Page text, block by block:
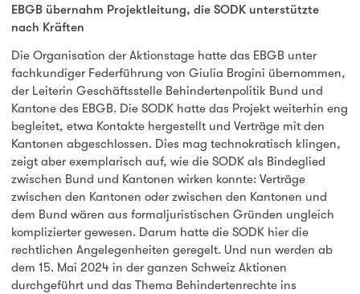
EBGB übernahm Projektleitung, die SODK unterstützte
nach Kräften
Die Organisation der Aktionstage hatte das EBGB unter
fachkundiger Federführung von Giulia Brogini übernommen,
der Leiterin Geschäftsstelle Behindertenpolitik Bund und
Kantone des EBGB. Die SODK hatte das Projekt weiterhin eng
begleitet, etwa Kontakte hergestellt und Verträge mit den
Kantonen abgeschlossen. Dies mag technokratisch klingen,
zeigt aber exemplarisch auf, wie die SODK als Bindeglied
zwischen Bund und Kantonen wirken konnte: Verträge
zwischen den Kantonen oder zwischen den Kantonen und
dem Bund wären aus formaljuristischen Gründen ungleich
komplizierter gewesen. Darum hatte die SODK hier die
rechtlichen Angelegenheiten geregelt. Und nun werden ab
dem 15. Mai 2024 in der ganzen Schweiz Aktionen
durchgeführt und das Thema Behindertenrechte ins